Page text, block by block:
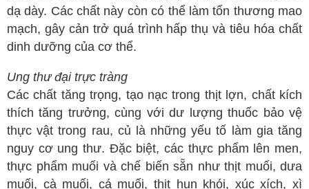
dạ dày. Các chất này còn có thể làm tổn thương mao
mạch, gây cản trở quá trình hấp thụ và tiêu hóa chất
dinh dưỡng của cơ thể.
Ung thư đại trực tràng
Các chất tăng trọng, tạo nạc trong thịt lợn, chất kích
thích tăng trưởng, cùng với dư lượng thuốc bảo vệ
thực vật trong rau, củ là những yếu tố làm gia tăng
nguy cơ ung thư. Đặc biệt, các thực phẩm lên men,
thực phẩm muối và chế biến sẵn như thịt muối, dưa
muối, cà muối, cá muối, thịt hun khói, xúc xích, xì